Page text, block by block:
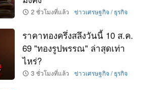
2 ชั่วโมงที่แล้ว ข่าวเศรษฐกิจ / ธุรกิจ
ราคาทองครึ่งสลึงวันนี้ 10 ส.ค.
69 "ทองรูปพรรณ" ล่าสุดเท่า
ไหร่?
3 ชั่วโมงที่แล้ว ข่าวเศรษฐกิจ / ธุรกิจ